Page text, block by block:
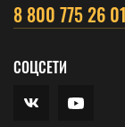
8 800 775 26 01
СОЦСЕТИ